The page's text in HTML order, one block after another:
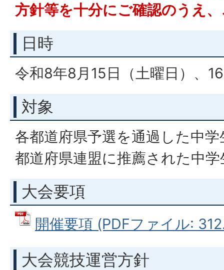
方針等を十分にご確認のうえ
日時
令和8年8月15日（土曜日）、
対象
各都道府県予選を通過した中
都道府県連盟に推薦された中
大会要項
開催要項 (PDFファイル:
大会競技運営方針